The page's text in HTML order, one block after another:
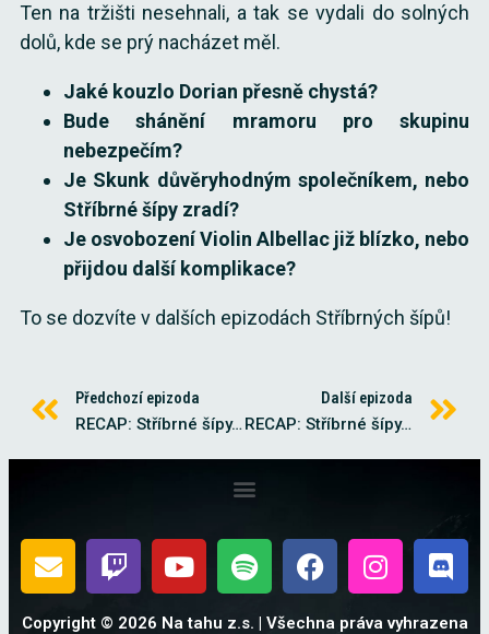
Ten na tržišti nesehnali, a tak se vydali do solných
dolů, kde se prý nacházet měl.
Jaké kouzlo Dorian přesně chystá?
Bude shánění mramoru pro skupinu
nebezpečím?
Je Skunk důvěryhodným společníkem, nebo
Stříbrné šípy zradí?
Je osvobození Violin Albellac již blízko, nebo
přijdou další komplikace?
To se dozvíte v dalších epizodách Stříbrných šípů!
Předchozí epizoda
RECAP: Stříbrné šípy, Epizoda 74
Další epizoda
RECAP: Stříbrné šípy, Epizoda 76
Copyright © 2026 Na tahu z.s. | Všechna práva vyhrazena